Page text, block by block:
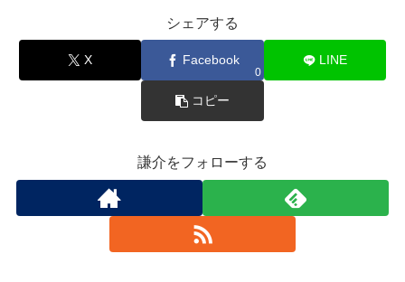
シェアする
X Facebook
0
LINE
コピー
謙介をフォローする